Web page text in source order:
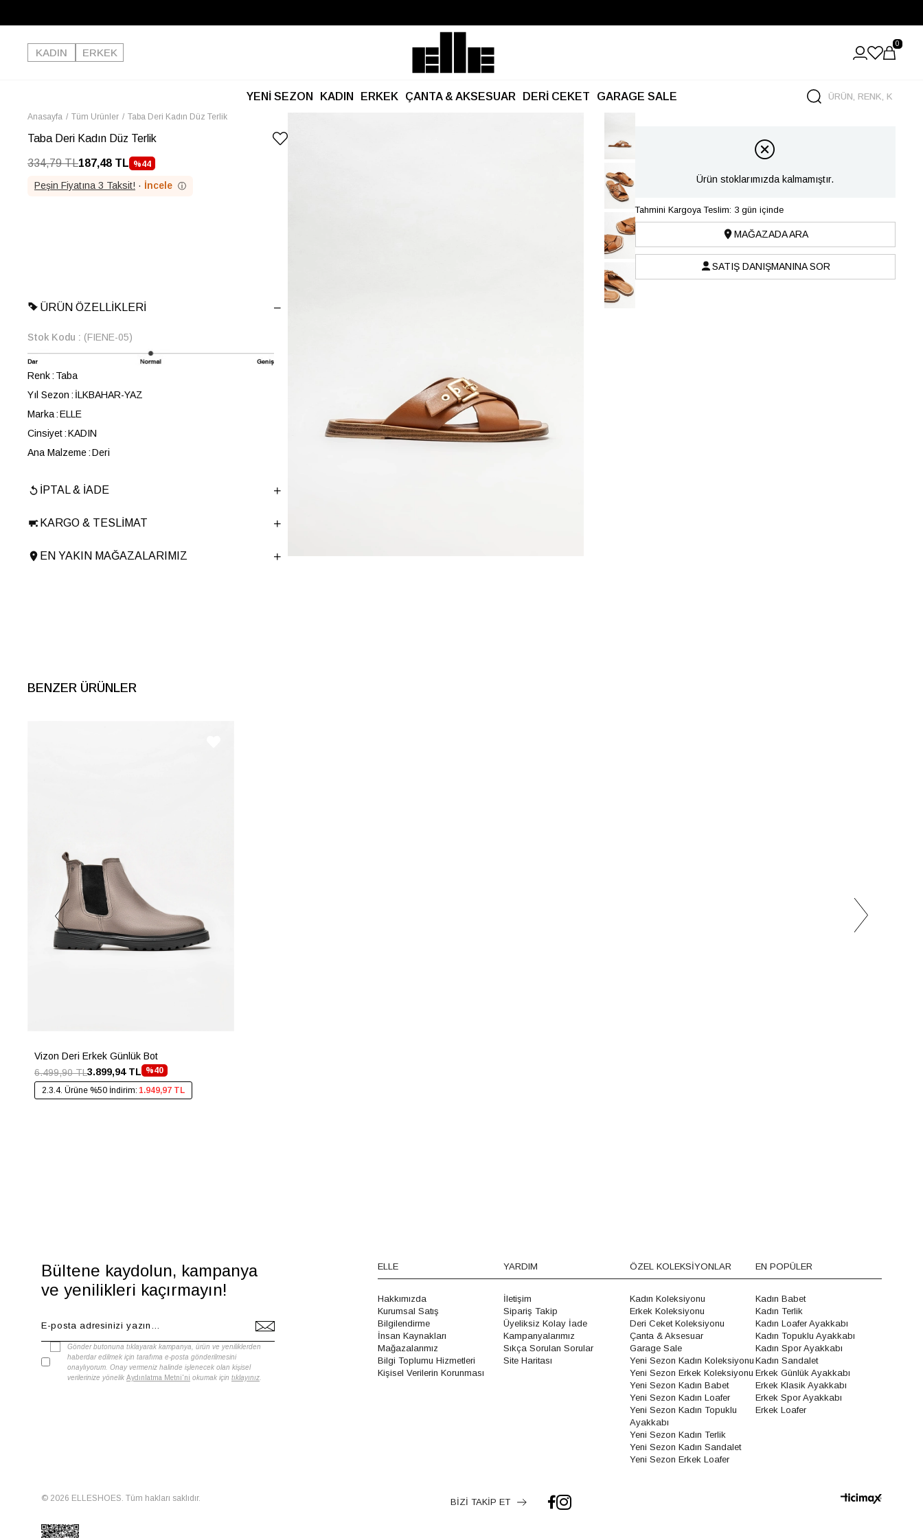
Kargo Ücretsiz!
KADIN
ERKEK
0
YENİ SEZON KADIN ERKEK ÇANTA & AKSESUAR DERİ CEKET GARAGE SALE
Anasayfa Tüm Ürünler Taba Deri Kadın Düz Terlik
Taba Deri Kadın Düz Terlik
334,79 TL187,48 TL %44
İNDIRIM
Peşin Fiyatına 3 Taksit! · İncele ⓘ
ÜRÜN ÖZELLIKLERI
Stok Kodu (FIENE-05)
Renk Taba
Yıl Sezon
İLKBAHAR-YAZ
Marka ELLE
Cinsiyet KADIN
Ana Malzeme Deri
Topuk Boyu
1.5 cm
Ürün Cinsi
Düz
Taban Yüksekliği
1.5 cm
İPTAL & İADE
KARGO & TESLIMAT
EN YAKIN MAĞAZALARIMIZ
Ürün stoklarımızda kalmamıştır.
Tahmini Kargoya Teslim: 3 gün içinde
MAĞAZADA ARA
SATIŞ DANIŞMANINA SOR
BENZER ÜRÜNLER
Vizon Deri Erkek Günlük Bot
%40
3.899,94 TL
6.499,90 TL
2.3.4. Ürüne %50 İndirim: 1.949,97 TL
Bültene kaydolun, kampanya
ve yenilikleri kaçırmayın!
Gönder butonuna tıklayarak kampanya, ürün ve yeniliklerden
haberdar edilmek için tarafıma e-posta gönderilmesini
onaylıyorum. Onay vermeniz halinde işlenecek olan kişisel
verilerinize yönelik Aydınlatma Metni'ni okumak için tıklayınız
ELLE
Hakkımızda
Kurumsal Satış
Bilgilendirme
İnsan Kaynakları
Mağazalarımız
Bilgi Toplumu Hizmetleri
Kişisel Verilerin Korunması
YARDIM
İletişim
Sipariş Takip
Üyeliksiz Kolay İade
Kampanyalarımız
Sıkça Sorulan Sorular
Site Haritası
ÖZEL KOLEKSİYONLAR
Kadın Koleksiyonu
Erkek Koleksiyonu
Deri Ceket Koleksiyonu
Çanta & Aksesuar
Garage Sale
Yeni Sezon Kadın Koleksiyonu
Yeni Sezon Erkek Koleksiyonu
Yeni Sezon Kadın Babet
Yeni Sezon Kadın Loafer
Yeni Sezon Kadın Topuklu
Ayakkabı
Yeni Sezon Kadın Terlik
Yeni Sezon Kadın Sandalet
Yeni Sezon Erkek Loafer
EN POPÜLER
Kadın Babet
Kadın Terlik
Kadın Loafer Ayakkabı
Kadın Topuklu Ayakkabı
Kadın Spor Ayakkabı
Kadın Sandalet
Erkek Günlük Ayakkabı
Erkek Klasik Ayakkabı
Erkek Spor Ayakkabı
Erkek Loafer
© 2026 ELLESHOES. Tüm hakları saklıdır. BİZİ TAKİP ET